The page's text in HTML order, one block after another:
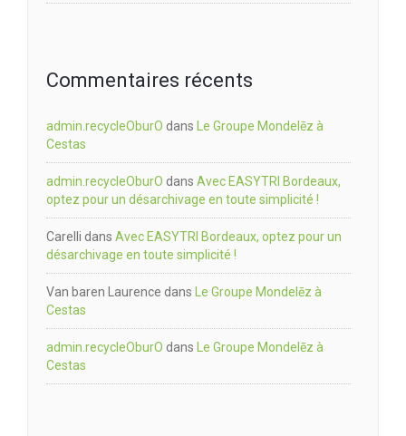
Commentaires récents
admin.recycleOburO dans Le Groupe Mondelēz à
Cestas
admin.recycleOburO dans Avec EASYTRI Bordeaux,
optez pour un désarchivage en toute simplicité !
Carelli dans Avec EASYTRI Bordeaux, optez pour un
désarchivage en toute simplicité !
Van baren Laurence dans Le Groupe Mondelēz à
Cestas
admin.recycleOburO dans Le Groupe Mondelēz à
Cestas